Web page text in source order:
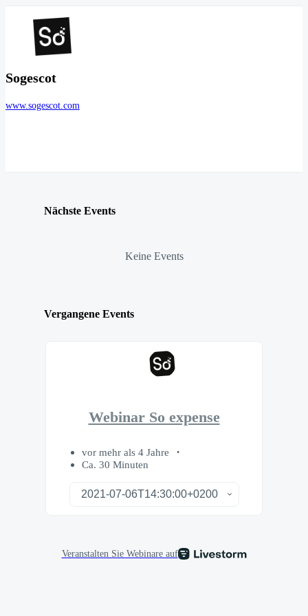
Sogescot
www.sogescot.com
Nächste Events
Keine Events
Vergangene Events
Webinar So expense
vor mehr als 4 Jahre
Ca. 30 Minuten
Veranstalten Sie Webinare auf